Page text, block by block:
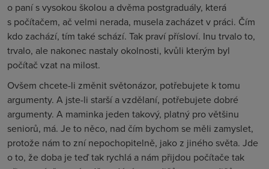
o paní s vysokou školou a dvěma postgraduály, která
s počítačem, ač velmi nerada, musela zacházet v práci. Čím
kdo zachází, tím také schází. Tak praví přísloví. Inu trvalo to,
trvalo, ale nakonec nastaly okolnosti, kvůli kterým byl
počítač vzat na milost.
Ovšem chcete-li změnit světonázor, potřebujete k tomu
argumenty. A jste-li starší a vzdělaní, potřebujete dobré
argumenty. A maminka jeden takový, platný pro většinu
seniorů, má. Je to něco, nad čím bychom se měli zamyslet,
protože nám to zní nepochopitelně, jako z jiného světa. Jde
o to, že doba je teď tak rychlá a nám přijdou počítače tak